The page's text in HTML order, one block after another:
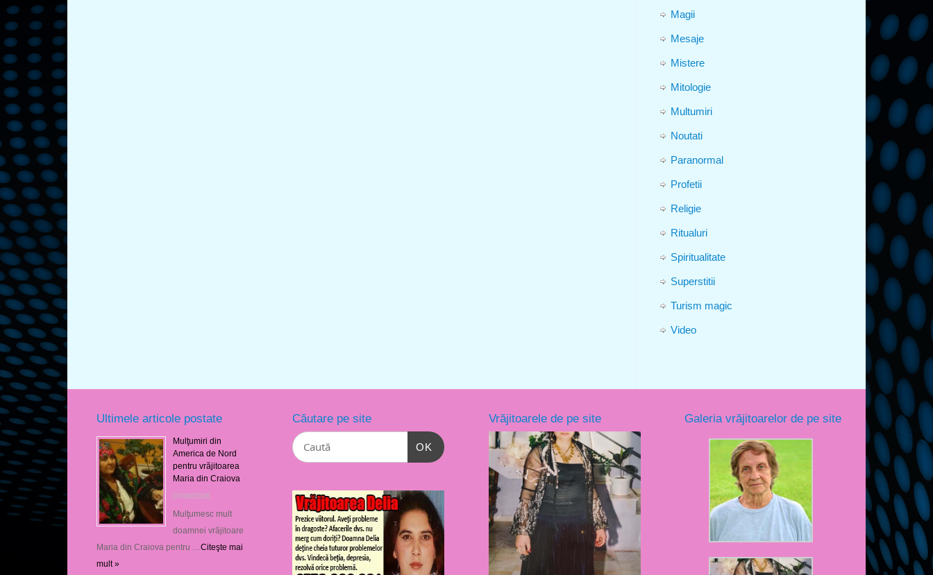
Magii
Mesaje
Mistere
Mitologie
Multumiri
Noutati
Paranormal
Profetii
Religie
Ritualuri
Spiritualitate
Superstitii
Turism magic
Video
Ultimele articole postate
Mulţumiri din
America de Nord
pentru vrăjitoarea
Maria din Craiova
07/08/2026
Mulţumesc mult
doamnei vrăjitoare
Maria din Craiova pentru … Citeşte mai
mult »
Căutare pe site
OK
Vrăjitoarele de pe site Galeria vrăjitoarelor de pe site